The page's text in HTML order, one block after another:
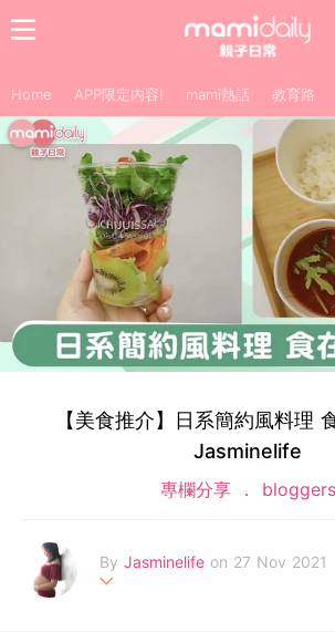
Home APP限定內容! mami熱話 教育路
【美食推介】日系簡約風料理
Jasminelife
專欄分享 bloggers
By Jasminelife on 27 Nov 2021